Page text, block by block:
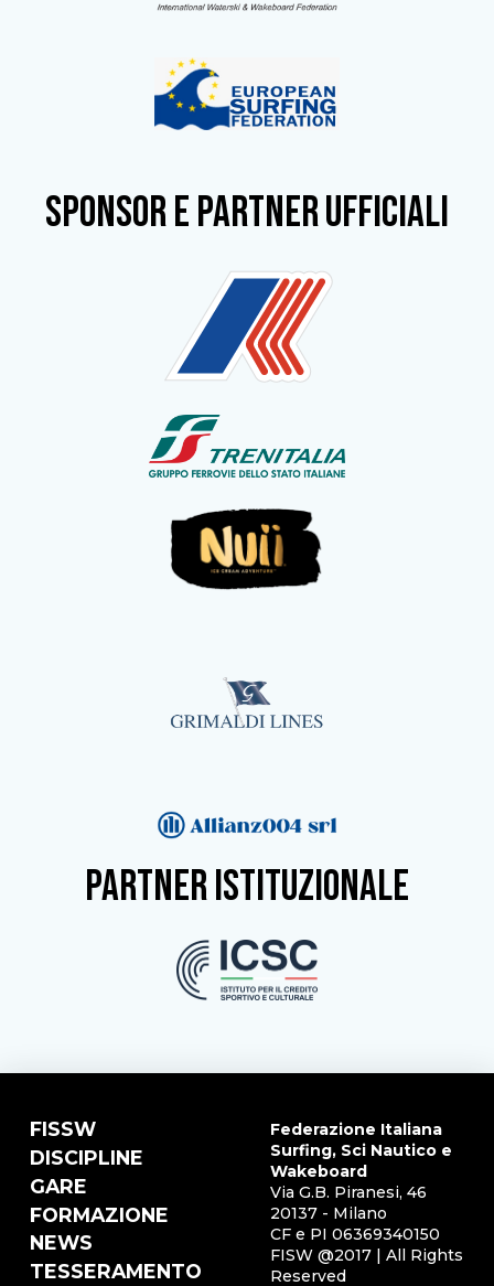
SPONSOR e partner ufficiali
partner istituzionale
FISSW
DISCIPLINE
GARE
FORMAZIONE
NEWS
TESSERAMENTO
Federazione Italiana
Surfing, Sci Nautico e
Wakeboard
Via G.B. Piranesi, 46
20137 - Milano
CF e PI 06369340150
FISW @2017 | All Rights
Reserved